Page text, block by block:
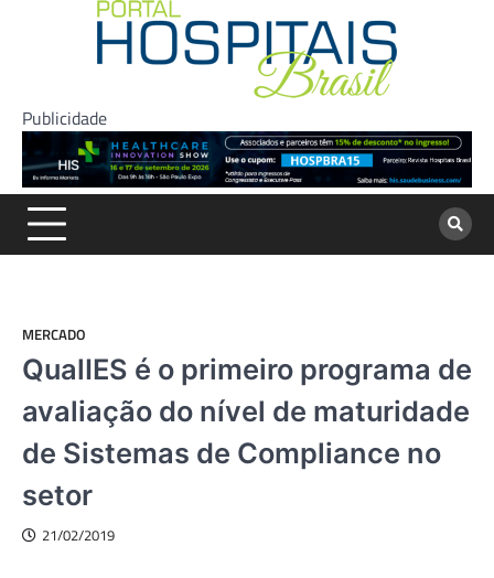
Publicidade
MERCADO
QualIES é o primeiro programa de
avaliação do nível de maturidade
de Sistemas de Compliance no
setor
21/02/2019